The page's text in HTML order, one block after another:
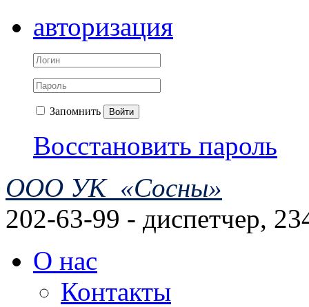
авторизация
Запомнить Войти
Восстановить пароль
ООО УК «Сосны»
202-63-99 - диспетчер,
О нас
Контакты